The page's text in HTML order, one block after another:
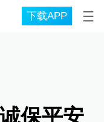
下载APP
保平安